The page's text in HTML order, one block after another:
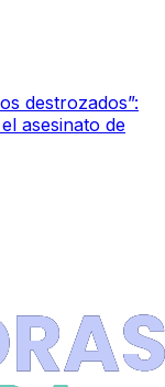
destrozados”:
asesinato de